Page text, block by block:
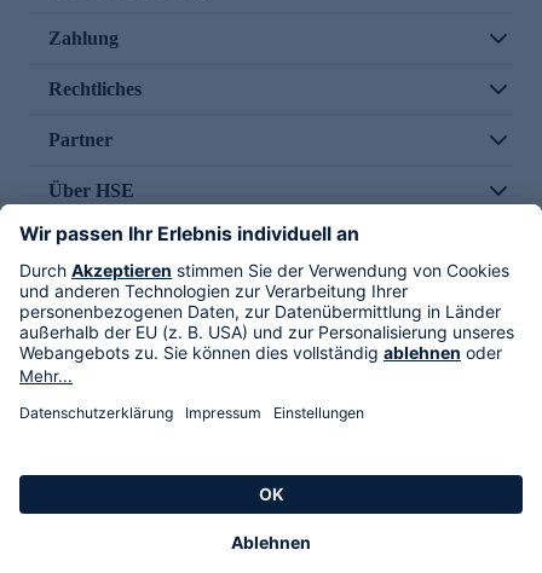
Zahlung
Rechtliches
Partner
Über HSE
Im TV
HSE International